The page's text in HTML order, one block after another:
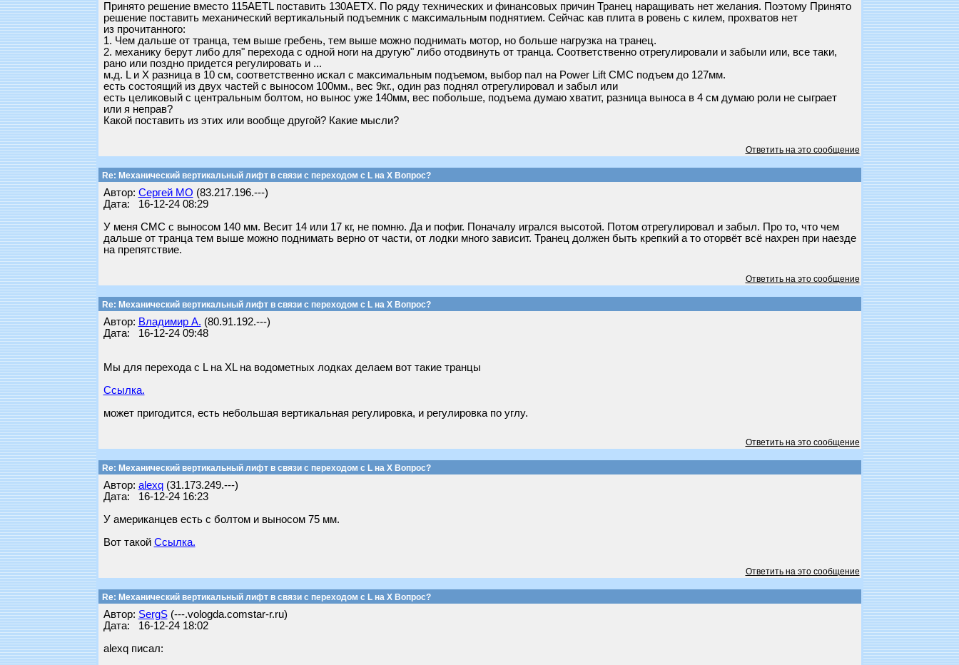
Принято решение вместо 115АETL поставить 130AETX. По ряду технических и финансовых причин Транец наращивать нет желания. Поэтому Принято
решение поставить механический вертикальный подъемник с максимальным поднятием. Сейчас кав плита в ровень с килем, прохватов нет
из прочитанного:
1. Чем дальше от транца, тем выше гребень, тем выше можно поднимать мотор, но больше нагрузка на транец.
2. механику берут либо для" перехода с одной ноги на другую" либо отодвинуть от транца. Соответственно отрегулировали и забыли или, все таки,
рано или поздно придется регулировать и ...
м.д. L и X разница в 10 см, соответственно искал с максимальным подъемом, выбор пал на Power Lift CMC подъем до 127мм.
есть состоящий из двух частей с выносом 100мм., вес 9кг., один раз поднял отрегулировал и забыл или
есть целиковый с центральным болтом, но вынос уже 140мм, вес побольше, подъема думаю хватит, разница выноса в 4 см думаю роли не сыграет
или я неправ?
Какой поставить из этих или вообще другой? Какие мысли?
Ответить на это сообщение
Re: Механический вертикальный лифт в связи с переходом с L на Х Вопрос?
Автор: Сергей МО (83.217.196.---)
Дата: 16-12-24 08:29
У меня СМС с выносом 140 мм. Весит 14 или 17 кг, не помню. Да и пофиг. Поначалу игрался высотой. Потом отрегулировал и забыл. Про то, что чем
дальше от транца тем выше можно поднимать верно от части, от лодки много зависит. Транец должен быть крепкий а то оторвёт всё нахрен при наезде
на препятствие.
Ответить на это сообщение
Re: Механический вертикальный лифт в связи с переходом с L на Х Вопрос?
Автор: Владимир А. (80.91.192.---)
Дата: 16-12-24 09:48
Мы для перехода с L на XL на водометных лодках делаем вот такие транцы
Ссылка.
может пригодится, есть небольшая вертикальная регулировка, и регулировка по углу.
Ответить на это сообщение
Re: Механический вертикальный лифт в связи с переходом с L на Х Вопрос?
Автор: alexq(31.173.249.---)
Дата: 16-12-24 16:23
У американцев есть с болтом и выносом 75 мм.
Вот такой Ссылка.
Ответить на это сообщение
Re: Механический вертикальный лифт в связи с переходом с L на Х Вопрос?
Автор: SergS(---.vologda.comstar-r.ru)
Дата: 16-12-24 18:02
alexq писал: